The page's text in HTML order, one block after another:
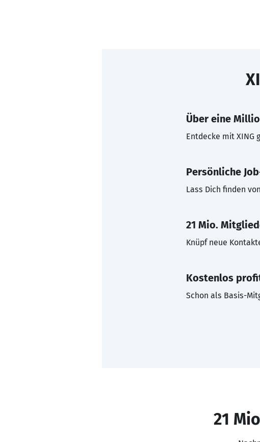
Über eine
Entdecke mit XING
Persönliche
Lass Dich finden
21 Mio.
Knüpf neue
Kostenlos
Schon als Basis-
21